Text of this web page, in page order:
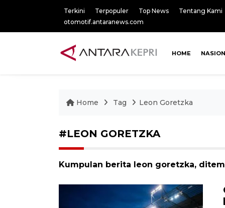
Terkini Terpopuler Top News
Tentang Kami
otomotif.antaranews.com
HOME
Home Tag Leon Goretzka
#LEON GORETZKA
Kumpulan berita leon goretzka,